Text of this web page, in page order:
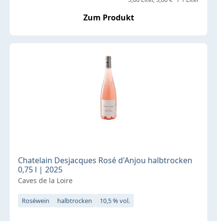
Zum Produkt
Chatelain Desjacques Rosé d'Anjou halbtrocken
0,75 l | 2025
Caves de la Loire
Roséwein halbtrocken 10,5 % vol.